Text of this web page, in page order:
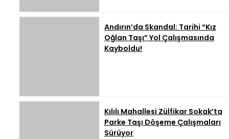
Andırın’da Skandal: Tarihi “Kız
Oğlan Taşı” Yol Çalışmasında
Kayboldu!
Kılılı Mahallesi Zülfikar Sokak’ta
Parke Taşı Döşeme Çalışmaları
Sürüyor